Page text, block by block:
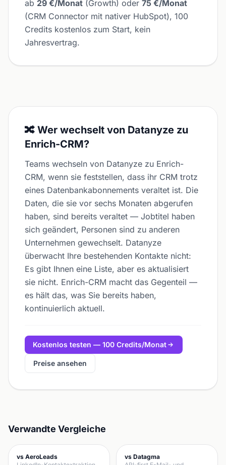
ab 29 €/Monat (Growth) oder 75 €/Monat
(CRM Connector mit nativer HubSpot), 100
Credits kostenlos zum Start, kein
Jahresvertrag.
🔀 Wer wechselt von Datanyze zu
Enrich-CRM?
Teams wechseln von Datanyze zu Enrich-
CRM, wenn sie feststellen, dass ihr CRM trotz
eines Datenbankabonnements veraltet ist. Die
Daten, die sie vor sechs Monaten abgerufen
haben, sind bereits veraltet — Jobtitel haben
sich geändert, Personen sind zu anderen
Unternehmen gewechselt. Datanyze
überwacht Ihre bestehenden Kontakte nicht:
Es gibt Ihnen eine Liste, aber es aktualisiert
sie nicht. Enrich-CRM macht das Gegenteil —
es hält das, was Sie bereits haben,
kontinuierlich aktuell.
Kostenlos testen — 100 Credits/Monat
Preise ansehen
Verwandte Vergleiche
vs AeroLeads
vs Datagma